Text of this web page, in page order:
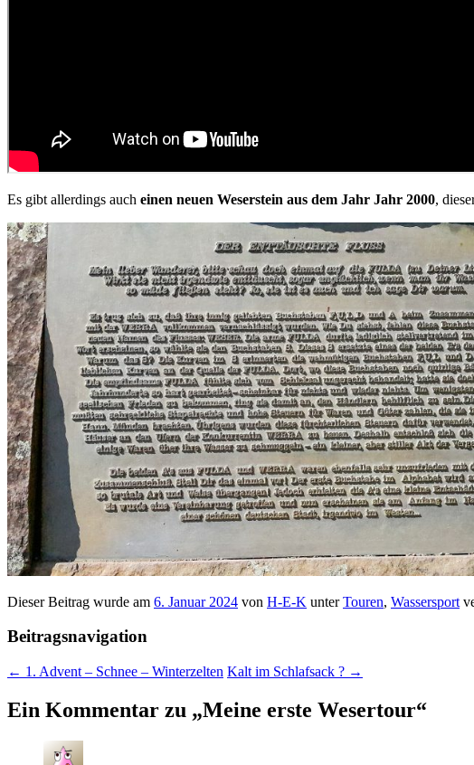
Es gibt allerdings auch einen neuen Weserstein aus dem Jahr Jahr 2000,
Dieser Beitrag wurde am 6. Januar 2024 von H-E-K unterTouren, Wassersport
Beitragsnavigation
← 1. Advent – Schnee – Winterzelten Kalt im Schlafsack ? →
Ein Kommentar zu „Meine erste Wesertour“